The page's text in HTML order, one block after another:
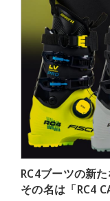
RC4ブーツの新
その名は「RC4